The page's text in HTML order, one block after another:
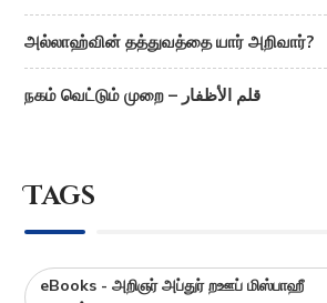
அல்லாஹ்வின் தத்துவத்தை யார் அறிவார்?
நகம் வெட்டும் முறை – قلم الأظفار
Tags
eBooks - அறிஞர் அப்துர் றஊப் மிஸ்பாஹீ